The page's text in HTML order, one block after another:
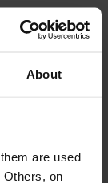
About
are used
Others, on
gatunku